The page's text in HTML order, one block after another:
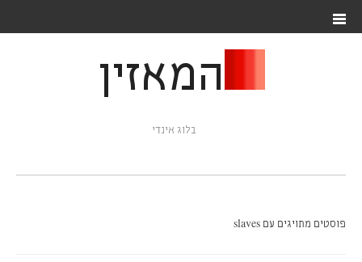
המאזין
בלוג אינדי
פוסטים מתויגים עם slaves